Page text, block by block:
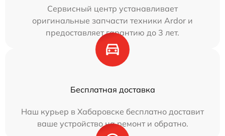
Сервисный центр устанавливает
оригинальные запчасти техники Ardor и
предоставляет гарантию до 3 лет.
Бесплатная доставка
Наш курьер в Хабаровске бесплатно доставит
ваше устройство на ремонт и обратно.